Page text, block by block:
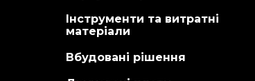
Інструменти та витратні
матеріали
Вбудовані рішення